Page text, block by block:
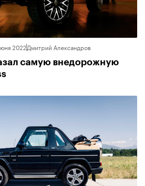
2022Дмитрий Александров
самую внедорожную